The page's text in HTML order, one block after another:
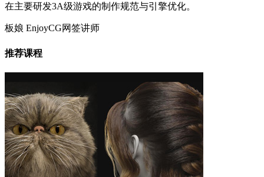
在主要研发3A级游戏的制作规范与引擎优化。
板娘 EnjoyCG网签讲师
推荐课程